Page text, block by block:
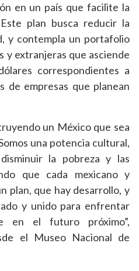
en un país que facilite la
plan busca reducir la
y contempla un portafolio
y extranjeras que asciende
correspondientes a
de empresas que planean
un México que sea
una potencia cultural,
la pobreza y las
que cada mexicano y
plan, que hay desarrollo, y
y unido para enfrentar
en el futuro próximo”,
el Museo Nacional de